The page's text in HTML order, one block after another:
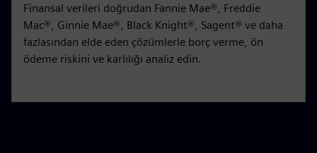
Finansal verileri doğrudan Fannie Mae®, Freddie
Mac®, Ginnie Mae®, Black Knight®, Sagent® ve daha
fazlasından elde eden çözümlerle borç verme, ön
ödeme riskini ve karlılığı analiz edin.